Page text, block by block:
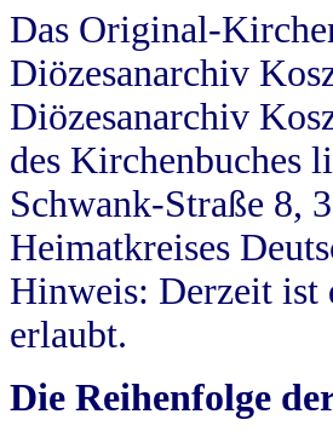
Das Original-
Diözesanarchiv
Diözesanarchiv
des Kirchenbuches
Schwank-Straße 8,
Heimatkreises
Hinweis: Derzeit ist
erlaubt.
Die Reihenfolge